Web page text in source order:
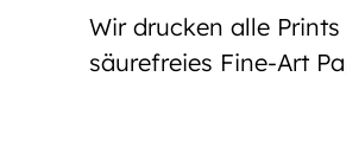
Wir drucken alle
säurefreies Fine-Art